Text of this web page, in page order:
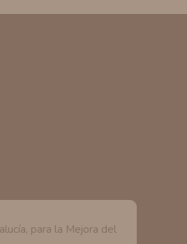
para la Mejora del